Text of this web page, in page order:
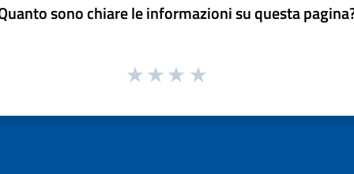
sono chiare le informazioni su questa